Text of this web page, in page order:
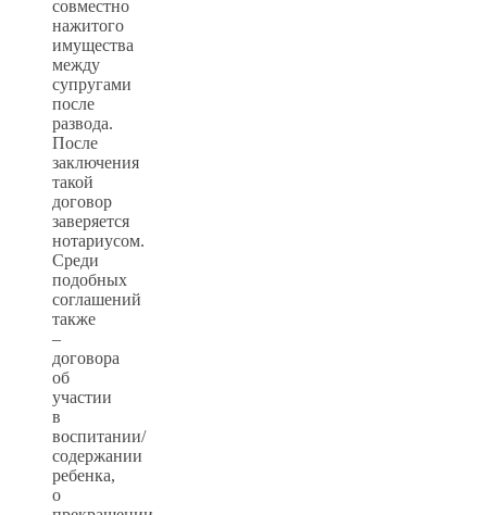
совместно
нажитого
имущества
между
супругами
после
развода.
После
заключения
такой
договор
заверяется
нотариусом.
Среди
подобных
соглашений
также
–
договора
об
участии
в
воспитании/
содержании
ребенка,
о